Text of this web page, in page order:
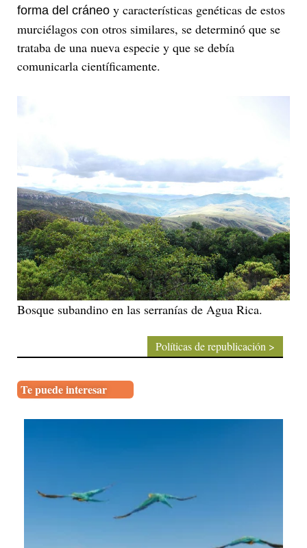
forma del cráneo y características genéticas de estos
murciélagos con otros similares, se determinó que se
trataba de una nueva especie y que se debía
comunicarla científicamente.
Bosque subandino en las serranías de Agua Rica.
Políticas de republicación >
Te puede interesar